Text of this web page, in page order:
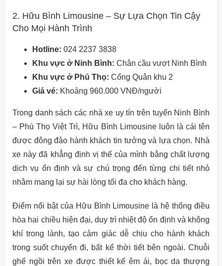
2. Hữu Bình Limousine – Sự Lựa Chọn Tin Cậy
Cho Mọi Hành Trình
Hotline: 024 2237 3838
Khu vực ở Ninh Bình: Chân cầu vượt Ninh Bình
Khu vực ở Phú Thọ: Cổng Quân khu 2
Giá vé: Khoảng 960.000 VNĐ/người
Trong danh sách các nhà xe uy tín trên tuyến Ninh Bình
– Phú Thọ Việt Trì, Hữu Bình Limousine luôn là cái tên
được đông đảo hành khách tin tưởng và lựa chọn. Nhà
xe này đã khẳng định vị thế của mình bằng chất lượng
dịch vụ ổn định và sự chú trọng đến từng chi tiết nhỏ
nhằm mang lại sự hài lòng tối đa cho khách hàng.
Điểm nổi bật của Hữu Bình Limousine là hệ thống điều
hòa hai chiều hiện đại, duy trì nhiệt độ ổn định và không
khí trong lành, tạo cảm giác dễ chịu cho hành khách
trong suốt chuyến đi, bất kể thời tiết bên ngoài. Chuỗi
ghế ngồi trên xe được thiết kế êm ái, bọc da thượng